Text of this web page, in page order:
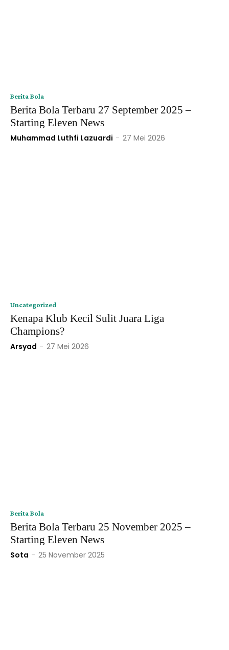
Berita Bola
Berita Bola Terbaru 27 September 2025 –
Starting Eleven News
Muhammad Luthfi Lazuardi - 27 Mei 2026
Uncategorized
Kenapa Klub Kecil Sulit Juara Liga
Champions?
Arsyad - 27 Mei 2026
Berita Bola
Berita Bola Terbaru 25 November 2025 –
Starting Eleven News
Sota - 25 November 2025